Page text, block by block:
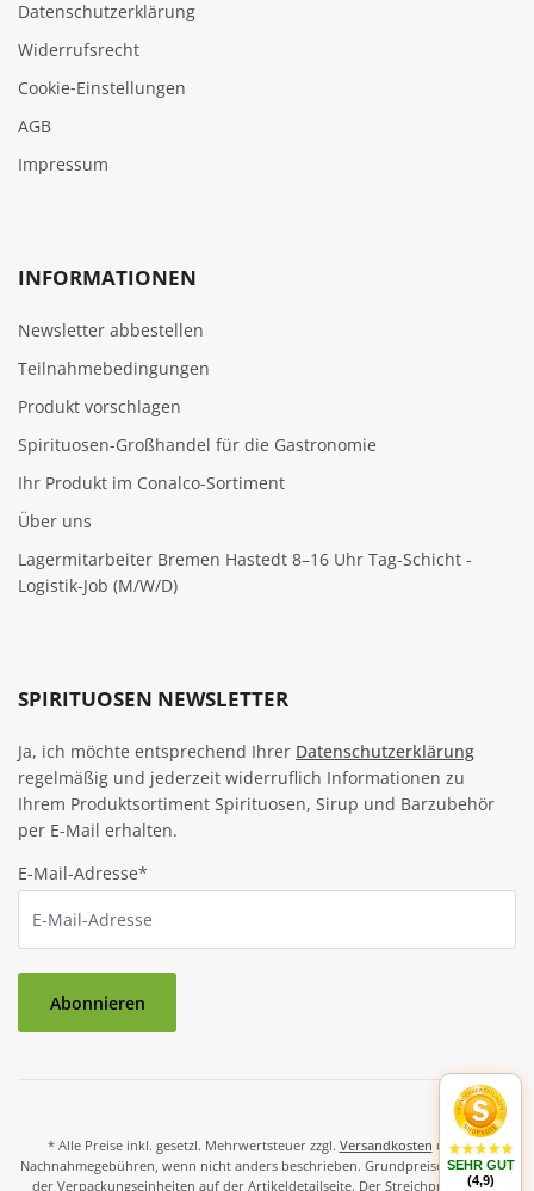
Datenschutzerklärung
Widerrufsrecht
Cookie‑Einstellungen
AGB
Impressum
INFORMATIONEN
Newsletter abbestellen
Teilnahmebedingungen
Produkt vorschlagen
Spirituosen-Großhandel für die Gastronomie
Ihr Produkt im Conalco-Sortiment
Über uns
Lagermitarbeiter Bremen Hastedt 8–16 Uhr Tag-Schicht -
Logistik-Job (M/W/D)
SPIRITUOSEN NEWSLETTER
Ja, ich möchte entsprechend Ihrer Datenschutzerklärung
regelmäßig und jederzeit widerruflich Informationen zu
Ihrem Produktsortiment Spirituosen, Sirup und Barzubehör
per E-Mail erhalten.
E-Mail-Adresse*
Abonnieren
* Alle Preise inkl. gesetzl. Mehrwertsteuer zzgl. Versandkosten und ggf.
Nachnahmegebühren, wenn nicht anders beschrieben. Grundpreise und Preise
der Verpackungseinheiten auf der Artikeldetailseite. Der Streichpreis ist der
SEHR GUT
(4,9)